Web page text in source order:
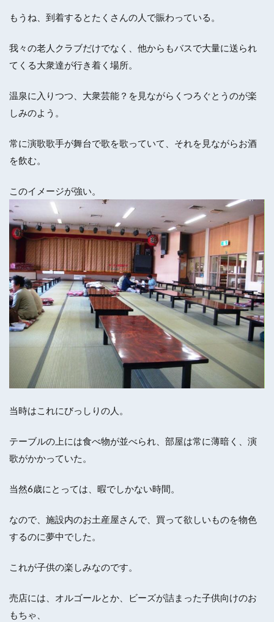
もうね、到着するとたくさんの人で賑わっている。
我々の老人クラブだけでなく、他からもバスで大量に送られ
てくる大衆達が行き着く場所。
温泉に入りつつ、大衆芸能？を見ながらくつろぐとうのが楽
しみのよう。
常に演歌歌手が舞台で歌を歌っていて、それを見ながらお酒
を飲む。
このイメージが強い。
当時はこれにびっしりの人。
テーブルの上には食べ物が並べられ、部屋は常に薄暗く、演
歌がかかっていた。
当然6歳にとっては、暇でしかない時間。
なので、施設内のお土産屋さんで、買って欲しいものを物色
するのに夢中でした。
これが子供の楽しみなのです。
売店には、オルゴールとか、ビーズが詰まった子供向けのお
もちゃ、